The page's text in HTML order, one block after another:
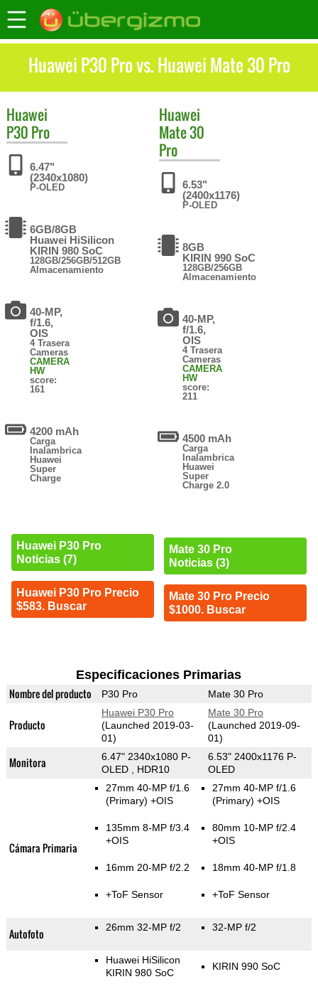
Huawei P30 Pro vs. Huawei Mate 30 Pro
Huawei
P30 Pro
6.47"
(2340x1080)
P-OLED
6GB/8GB
Huawei HiSilicon
KIRIN 980 SoC
128GB/256GB/512GB
Almacenamiento
40-MP,
f/1.6,
OIS
4 Trasera
Cameras
CAMERA
HW
score:
161
4200 mAh
Carga
Inalambrica
Huawei
Super
Charge
Huawei P30 Pro
Noticias (7)
Huawei P30 Pro Precio
$583. Buscar
Huawei
Mate 30
Pro
6.53"
(2400x1176)
P-OLED
8GB
KIRIN 990 SoC
128GB/256GB
Almacenamiento
40-MP,
f/1.6,
OIS
4 Trasera
Cameras
CAMERA
HW
score:
211
4500 mAh
Carga
Inalambrica
Huawei
Super
Charge 2.0
Mate 30 Pro
Noticias (3)
Mate 30 Pro Precio
$1000. Buscar
Especificaciones Primarias
Nombre del producto P30 Pro Mate 30 Pro
Producto
Huawei P30 Pro
(Launched 2019-03-
01)
Mate 30 Pro
(Launched 2019-09-
01)
Monitora
6.47" 2340x1080 P-
OLED , HDR10
6.53" 2400x1176 P-
OLED
Cámara Primaria
27mm 40-MP f/1.6
(Primary) +OIS
135mm 8-MP f/3.4
+OIS
16mm 20-MP f/2.2
+ToF Sensor
27mm 40-MP f/1.6
(Primary) +OIS
80mm 10-MP f/2.4
+OIS
18mm 40-MP f/1.8
+ToF Sensor
Autofoto 26mm 32-MP f/2 32-MP f/2
Huawei HiSilicon
KIRIN 980 SoC
KIRIN 990 SoC